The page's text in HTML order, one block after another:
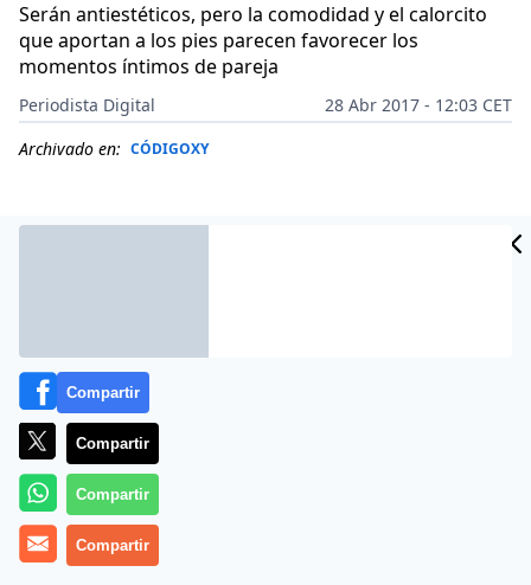
Serán antiestéticos, pero la comodidad y el calorcito
que aportan a los pies parecen favorecer los
momentos íntimos de pareja
Periodista Digital
28 Abr 2017 - 12:03 CET
Archivado en: CÓDIGOXY
Más información
Compartir
Compartir
Compartir
Compartir